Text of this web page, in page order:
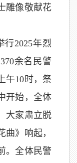
雕像敬献花
行2025年烈
余名民警
午10时，祭
开始，全体
大家肃立脱
》响起，
。全体民警